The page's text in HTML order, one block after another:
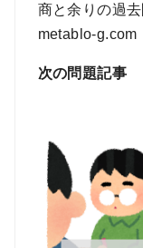
商と余りの過
metablo-g.com
次の問題記事